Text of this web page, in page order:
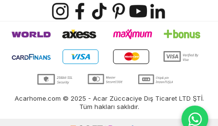
Acarhome.com © 2025 - Acar Züccaciye Dış Ticaret LTD ŞTİ.
Tüm hakları saklıdır.